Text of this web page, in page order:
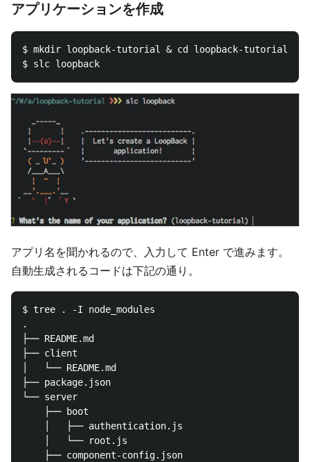
アプリケーションを作成
$ mkdir loopback-tutorial & cd loopback-tutorial
アプリ名を聞かれるので、入力して Enter で進みます。
自動生成されるコードは下記の通り。
$ tree . -I node_modules
.
├── README.md
├── client
│   └── README.md
├── package.json
└── server
    ├── boot
    │   ├── authentication.js
    │   └── root.js
    ├── component-config.json